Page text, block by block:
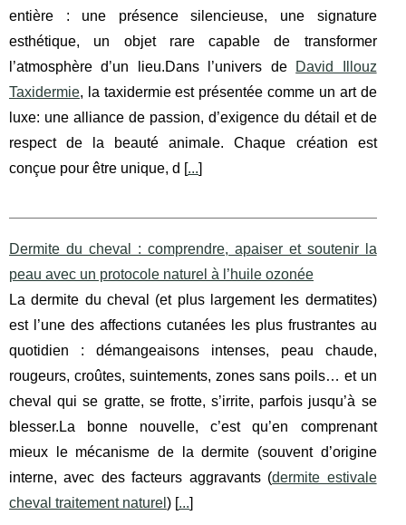
entière : une présence silencieuse, une signature
esthétique, un objet rare capable de transformer
l’atmosphère d’un lieu.Dans l’univers de
David Illouz
Taxidermie, la taxidermie est présentée comme un art de
luxe: une alliance de passion, d’exigence du détail et de
respect de la beauté animale. Chaque création est
conçue pour être unique, d [...]
Dermite du cheval : comprendre, apaiser et soutenir la
peau avec un protocole naturel à l’huile ozonée
La dermite du cheval (et plus largement les dermatites)
est l’une des affections cutanées les plus frustrantes au
quotidien : démangeaisons intenses, peau chaude,
rougeurs, croûtes, suintements, zones sans poils… et un
cheval qui se gratte, se frotte, s’irrite, parfois jusqu’à se
blesser.La bonne nouvelle, c’est qu’en comprenant
mieux le mécanisme de la dermite (souvent d’origine
interne, avec des facteurs aggravants (dermite estivale
cheval traitement naturel ) [...]